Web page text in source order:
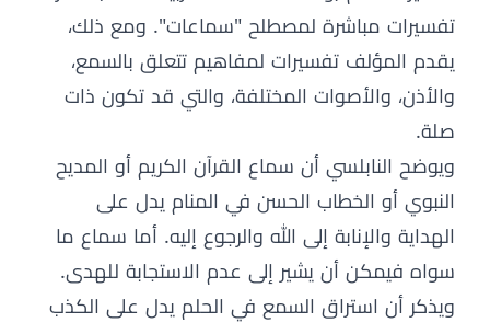
تفسيرات مباشرة لمصطلح "سماعات". ومع ذلك،
يقدم المؤلف تفسيرات لمفاهيم تتعلق بالسمع،
والأذن، والأصوات المختلفة، والتي قد تكون ذات
صلة.
ويوضح النابلسي أن سماع القرآن الكريم أو المديح
النبوي أو الخطاب الحسن في المنام يدل على
الهداية والإنابة إلى الله والرجوع إليه. أما سماع ما
سواه فيمكن أن يشير إلى عدم الاستجابة للهدى.
ويذكر أن استراق السمع في الحلم يدل على الكذب